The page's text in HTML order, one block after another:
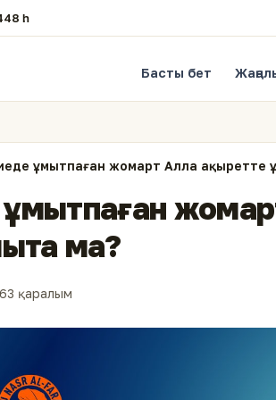
һ.
Басты бет
ұмытпаған жомарт Алла ақыретте
ұмытпаған
ма?
қаралым